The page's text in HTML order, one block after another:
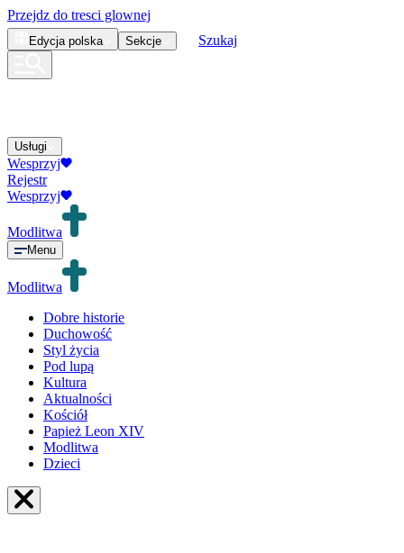
Przejdz do tresci glownej
Edycja polska Sekcje Szukaj
Usługi
Wesprzyj
Rejestr
Wesprzyj
Modlitwa
Menu
Modlitwa
Dobre historie
Duchowość
Styl życia
Pod lupą
Kultura
Aktualności
Kościół
Papież Leon XIV
Modlitwa
Dzieci